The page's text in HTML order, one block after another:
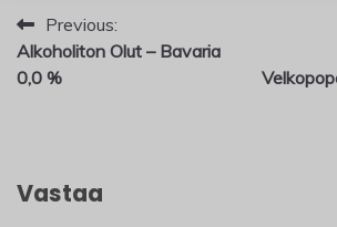
Artikkelien
selaus
Previous:
Alkoholiton Olut – Bavaria
0,0 %
Vastaa